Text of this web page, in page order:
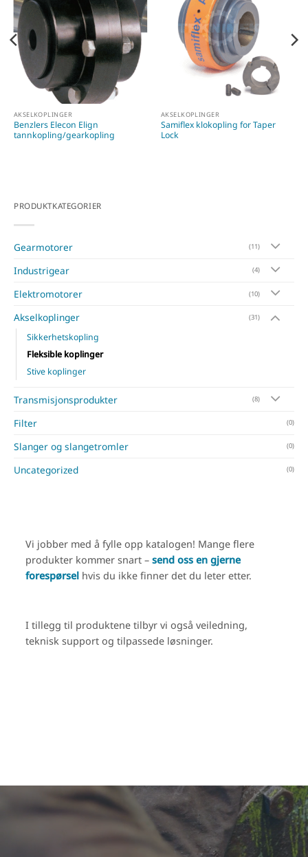
Vi jobber med å fylle opp katalogen! Mange flere
produkter kommer snart –send oss en gjerne
forespørsel hvis du ikke finner det du leter etter.
I tillegg til produktene tilbyr vi også veiledning,
teknisk support og tilpassede løsninger.
AKSELKOPLINGER
Benzlers Elecon Elign
tannkopling/gearkopling
AKSELKOPLINGER
Samiflex klokopling for Taper
Lock
PRODUKTKATEGORIER
Gearmotorer (11)
Industrigear (4)
Elektromotorer (10)
Akselkoplinger (31)
Sikkerhetskopling
Fleksible koplinger
Stive koplinger
Transmisjonsprodukter (8)
Filter (0)
Slanger og slangetromler (0)
Uncategorized (0)